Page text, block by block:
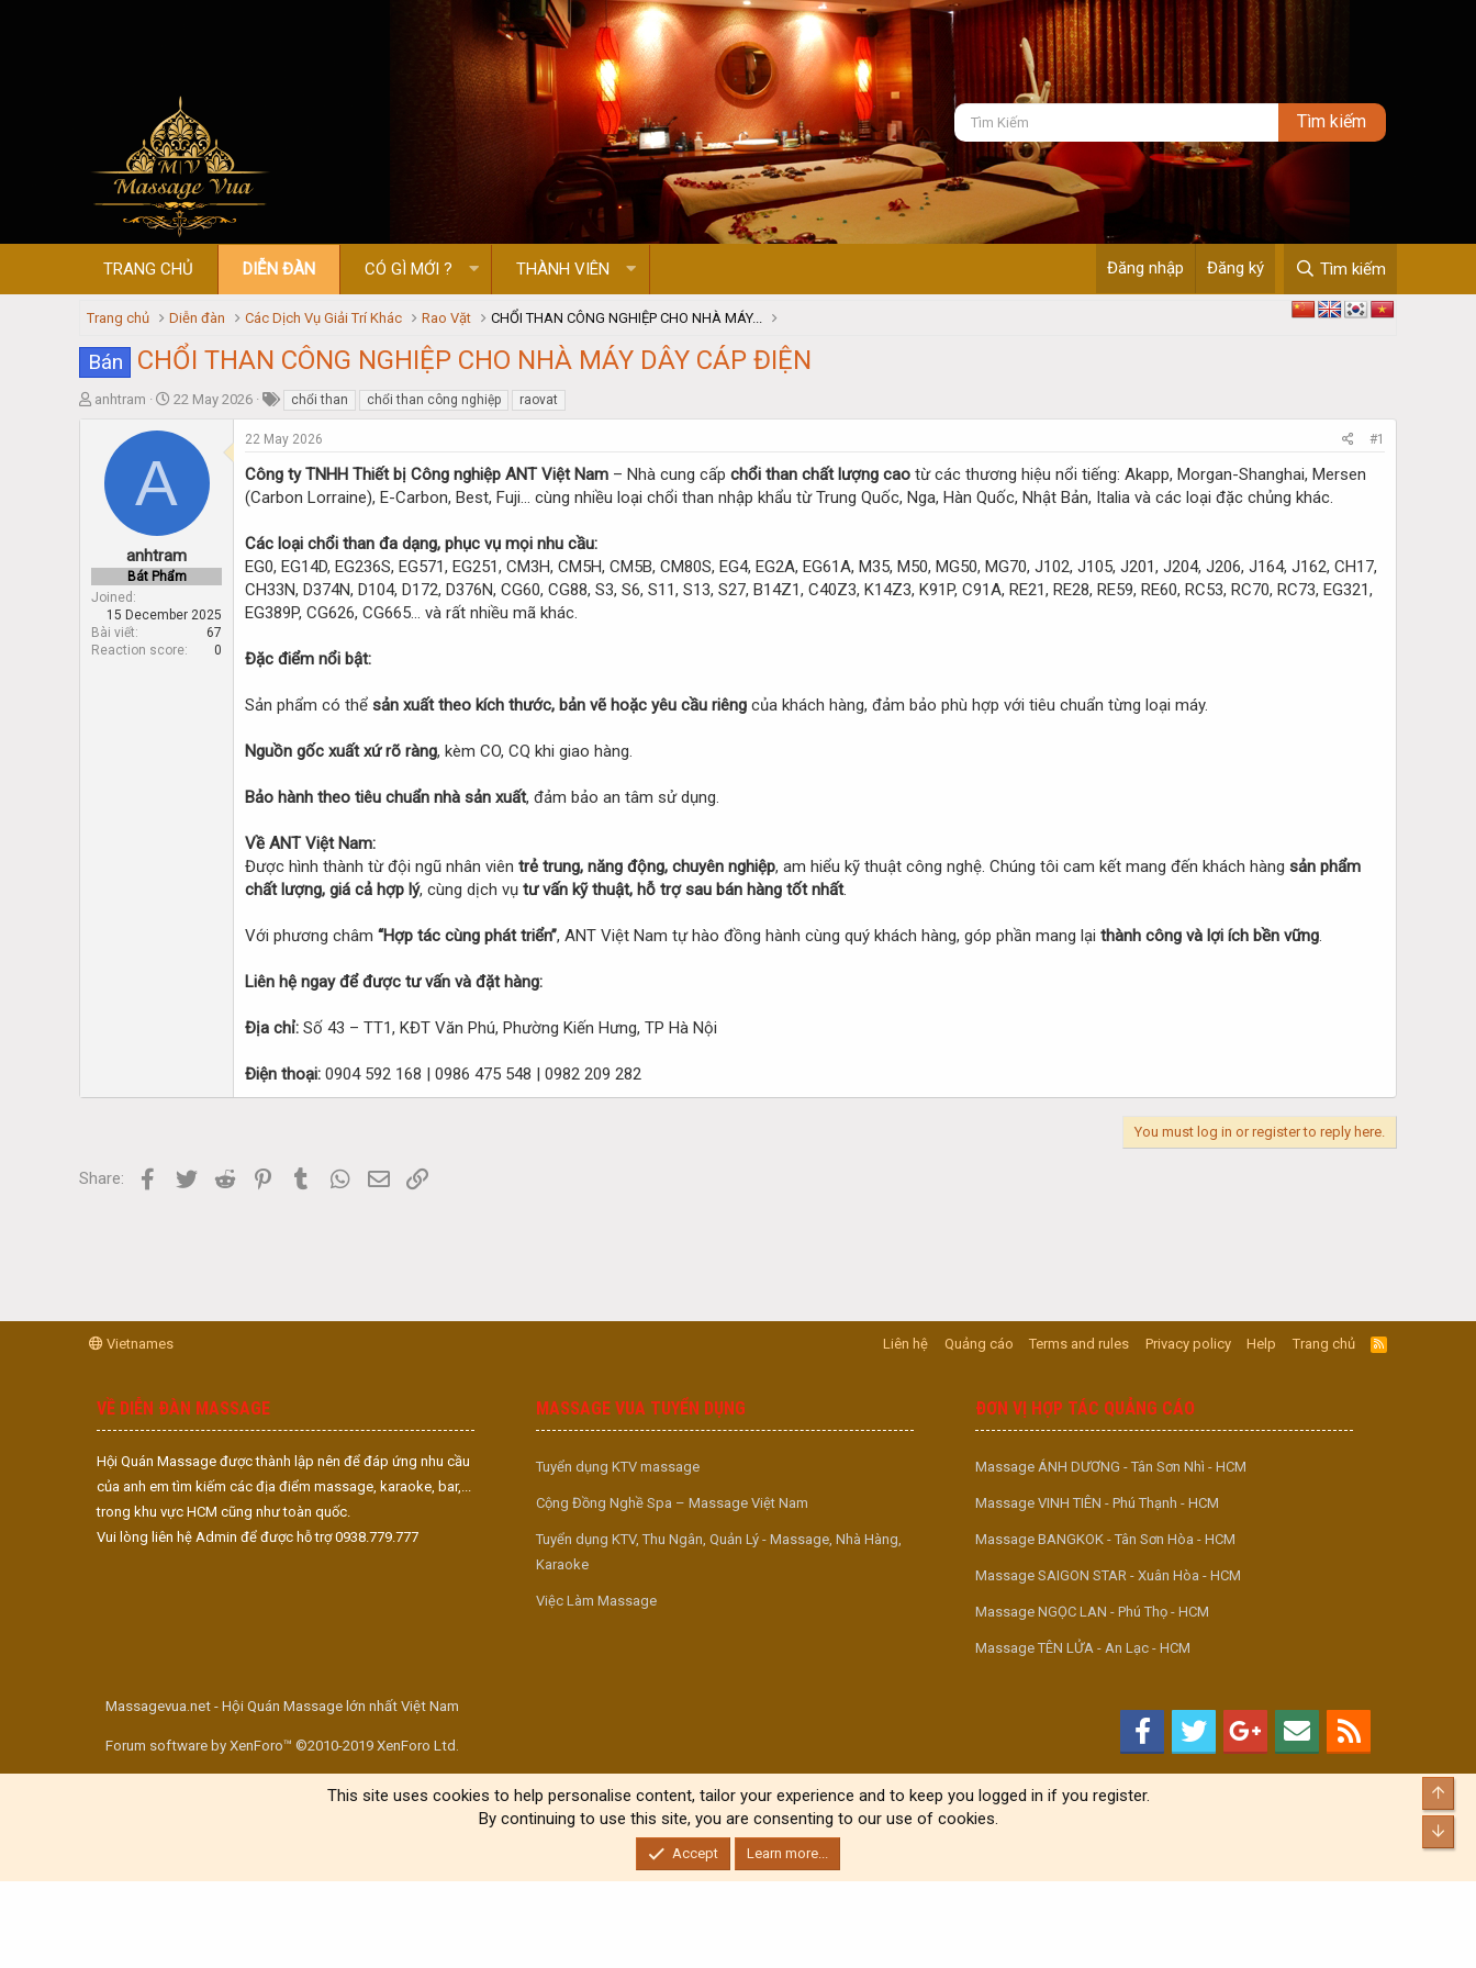
TRANG CHỦ DIỄN ĐÀN CÓ GÌ MỚI ? THÀNH VIÊN Đăng nhập Đăng ký Tìm kiếm
Trang chủ Diễn đàn Các Dịch Vụ Giải Trí Khác Rao Vặt CHỔI THAN CÔNG NGHIỆP CHO NHÀ MÁY...
Bán CHỔI THAN CÔNG NGHIỆP CHO NHÀ MÁY DÂY CÁP ĐIỆN
T
t
r
anhtram
S
a
d
t
e
22 May 2026 chổi than chổi than công nghiệp raovat
A
anhtram
Bát Phẩm
Joined
15 December 2025
Bài viết
67
Reaction score
0
22 May 2026 #1
Công ty TNHH Thiết bị Công nghiệp ANT Việt Nam – Nhà cung cấp chổi than chất lượng cao từ các thương hiệu nổi tiếng: Akapp, Morgan-Shanghai, Mersen
(Carbon Lorraine), E-Carbon, Best, Fuji… cùng nhiều loại chổi than nhập khẩu từ Trung Quốc, Nga, Hàn Quốc, Nhật Bản, Italia và các loại đặc chủng khác.
Các loại chổi than đa dạng, phục vụ mọi nhu cầu:
EG0, EG14D, EG236S, EG571, EG251, CM3H, CM5H, CM5B, CM80S, EG4, EG2A, EG61A, M35, M50, MG50, MG70, J102, J105, J201, J204, J206, J164, J162, CH17,
CH33N, D374N, D104, D172, D376N, CG60, CG88, S3, S6, S11, S13, S27, B14Z1, C40Z3, K14Z3, K91P, C91A, RE21, RE28, RE59, RE60, RC53, RC70, RC73, EG321,
EG389P, CG626, CG665… và rất nhiều mã khác.
Đặc điểm nổi bật:
Sản phẩm có thể sản xuất theo kích thước, bản vẽ hoặc yêu cầu riêng của khách hàng, đảm bảo phù hợp với tiêu chuẩn từng loại máy.
Nguồn gốc xuất xứ rõ ràng, kèm CO, CQ khi giao hàng.
Bảo hành theo tiêu chuẩn nhà sản xuất, đảm bảo an tâm sử dụng.
Về ANT Việt Nam:
Được hình thành từ đội ngũ nhân viên trẻ trung, năng động, chuyên nghiệp, am hiểu kỹ thuật công nghệ. Chúng tôi cam kết mang đến khách hàng sản phẩm
chất lượng, giá cả hợp lý, cùng dịch vụ tư vấn kỹ thuật, hỗ trợ sau bán hàng tốt nhất.
Với phương châm “Hợp tác cùng phát triển”, ANT Việt Nam tự hào đồng hành cùng quý khách hàng, góp phần mang lại thành công và lợi ích bền vững.
Liên hệ ngay để được tư vấn và đặt hàng:
Địa chỉ: Số 43 – TT1, KĐT Văn Phú, Phường Kiến Hưng, TP Hà Nội
Điện thoại: 0904 592 168 | 0986 475 548 | 0982 209 282
You must log in or register to reply here.
Share: Facebook
Twitter Reddit PinterestTumblr WhatsApp
Email
Vietnames Liên hệ Quảng cáo Terms and rules Privacy policy Help Trang chủ
R
S
VỀ DIỄN ĐÀN MASSAGE
Hội Quán Massage được thành lập nên để đáp ứng nhu cầu
của anh em tìm kiếm các địa điểm massage, karaoke, bar,...
trong khu vực HCM cũng như toàn quốc.
Vui lòng liên hệ Admin để được hỗ trợ 0938.779.777
MASSAGE VUA TUYỂN DỤNG
Tuyển dụng KTV massage
Cộng Đồng Nghề Spa – Massage Việt Nam
Tuyển dụng KTV, Thu Ngân, Quản Lý - Massage, Nhà Hàng,
Karaoke
Việc Làm Massage
ĐƠN VỊ HỢP TÁC QUẢNG CÁO
Massage ÁNH DƯƠNG - Tân Sơn Nhì - HCM
Massage VINH TIÊN - Phú Thạnh - HCM
Massage BANGKOK - Tân Sơn Hòa - HCM
Massage SAIGON STAR - Xuân Hòa - HCM
Massage NGỌC LAN - Phú Thọ - HCM
Massage TÊN LỬA - An Lạc - HCM
Massagevua.net - Hội Quán Massage lớn nhất Việt Nam
Forum software by XenForo™ ©2010-2019 XenForo Ltd.
This site uses cookies to help personalise content, tailor your experience and to keep you logged in if you register.
By continuing to use this site, you are consenting to our use of cookies.
Accept Learn more...
Top